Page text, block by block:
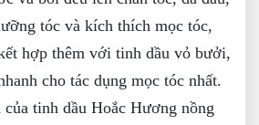
tóc và kích thích mọc tóc,
hợp thêm với tinh dầu vỏ bưởi,
cho tác dụng mọc tóc nhất.
tinh dầu Hoắc Hương nồng